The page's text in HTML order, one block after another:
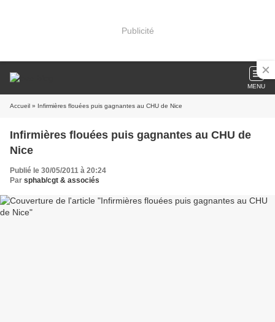
Publicité
MENU
Accueil » Infirmières flouées puis gagnantes au CHU de Nice
Infirmières flouées puis gagnantes au CHU de
Nice
Publié le 30/05/2011 à 20:24
Par sphab/cgt & associés